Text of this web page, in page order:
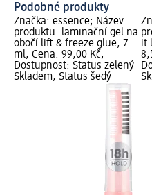
Podobné produkty
Značka: essence; Název
produktu: laminační gel na
obočí lift & freeze glue, 7
ml; Cena: 99,00 Kč;
Dostupnost: Status zelený
Skladem, Status šedý
it